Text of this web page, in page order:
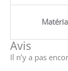
Avis
Il n’y a pas